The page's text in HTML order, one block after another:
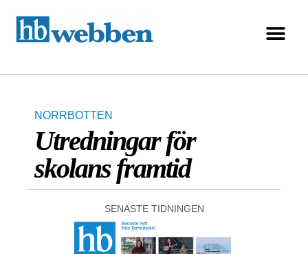
NORRBOTTEN
Utredningar för
skolans framtid
SENASTE TIDNINGEN